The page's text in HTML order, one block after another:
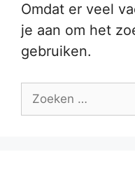
Omdat er veel
je aan om het
gebruiken.
Zoek